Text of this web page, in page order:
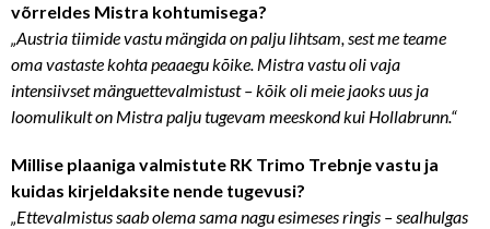
võrreldes Mistra kohtumisega?
„Austria tiimide vastu mängida on palju lihtsam, sest me teame
oma vastaste kohta peaaegu kõike. Mistra vastu oli vaja
intensiivset mänguettevalmistust – kõik oli meie jaoks uus ja
loomulikult on Mistra palju tugevam meeskond kui Hollabrunn.“
Millise plaaniga valmistute RK Trimo Trebnje vastu ja
kuidas kirjeldaksite nende tugevusi?
„Ettevalmistus saab olema sama nagu esimeses ringis – sealhulgas